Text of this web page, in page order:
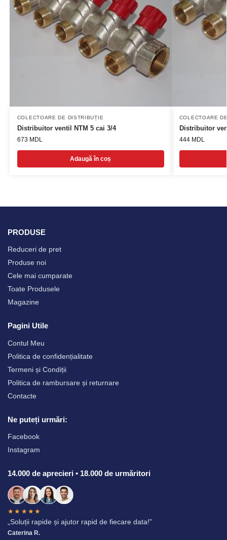
COLECTOARE DE DISTRIBUȚIE
Distribuitor ventil NTM 5 cai 3/4
673 MDL
Adaugă în coș
COLECTOARE
Distribuitor
444 MDL
PRODUSE
Reduceri de pret
Produse noi
Cele mai cumparate
Toate Produsele
Magazine
Pagini Utile
Contul Meu
Politica de confidențialitate
Termeni și Condiții
Politica de rambursare și returnare
Contacte
Ne puteți urmări:
Facebook
Instagram
14.000 de aprecieri • 18.000 de urmăritori
★★★★★
„Soluții rapide și ajutor rapid de fiecare data!”
Caterina R.